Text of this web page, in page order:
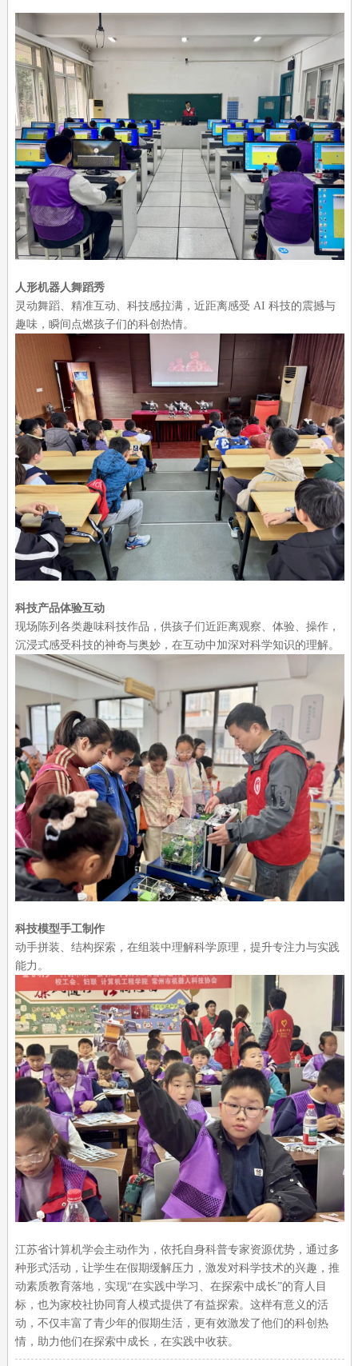
人形机器人舞蹈秀
灵动舞蹈、精准互动、科技感拉满，近距离感受 AI 科技的震撼与
趣味，瞬间点燃孩子们的科创热情。
科技产品体验互动
现场陈列各类趣味科技作品，供孩子们近距离观察、体验、操作，
沉浸式感受科技的神奇与奥妙，在互动中加深对科学知识的理解。
科技模型手工制作
动手拼装、结构探索，在组装中理解科学原理，提升专注力与实践
能力。
江苏省计算机学会主动作为，依托自身科普专家资源优势，通过多
种形式活动，让学生在假期缓解压力，激发对科学技术的兴趣，推
动素质教育落地，实现“在实践中学习、在探索中成长”的育人目
标，也为家校社协同育人模式提供了有益探索。这样有意义的活
动，不仅丰富了青少年的假期生活，更有效激发了他们的科创热
情，助力他们在探索中成长，在实践中收获。